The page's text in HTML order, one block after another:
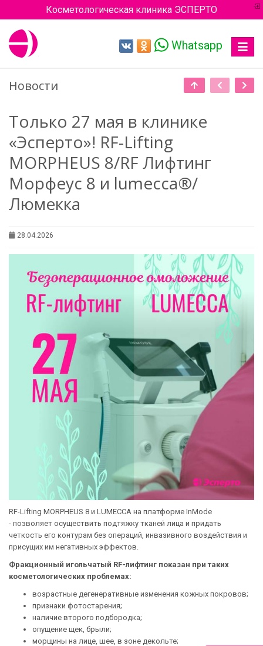
Косметологическая клиника ЭСПЕРТО
Toggle
Whatsapp
Новости
Только 27 мая в клинике
«Эсперто»! RF-Lifting
MORPHEUS 8/RF Лифтинг
Морфеус 8 и lumecca®/
Люмекка
28.04.2026
RF-Lifting MORPHEUS 8 и LUMECCA на платформе InMode
- позволяет осуществить подтяжку тканей лица и придать
четкость его контурам без операций, инвазивного воздействия и
присущих им негативных эффектов.
Фракционный игольчатый RF-лифтинг показан при таких
косметологических проблемах:
возрастные дегенеративные изменения кожных покровов;
признаки фотостарения;
наличие второго подбородка;
опущение щек, брыли;
морщины на лице, шее, в зоне декольте;